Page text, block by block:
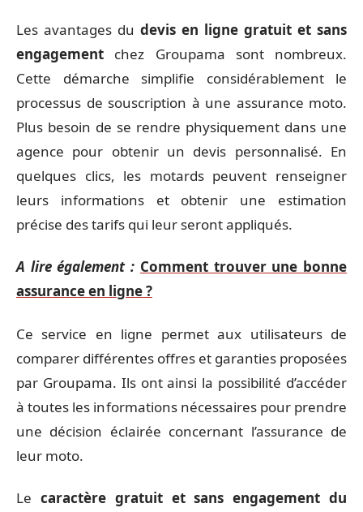
Les avantages du devis en ligne gratuit et sans
engagement chez Groupama sont nombreux.
Cette démarche simplifie considérablement le
processus de souscription à une assurance moto.
Plus besoin de se rendre physiquement dans une
agence pour obtenir un devis personnalisé. En
quelques clics, les motards peuvent renseigner
leurs informations et obtenir une estimation
précise des tarifs qui leur seront appliqués.
A lire également : Comment trouver une bonne
assurance en ligne ?
Ce service en ligne permet aux utilisateurs de
comparer différentes offres et garanties proposées
par Groupama. Ils ont ainsi la possibilité d’accéder
à toutes les informations nécessaires pour prendre
une décision éclairée concernant l’assurance de
leur moto.
Le caractère gratuit et sans engagement du